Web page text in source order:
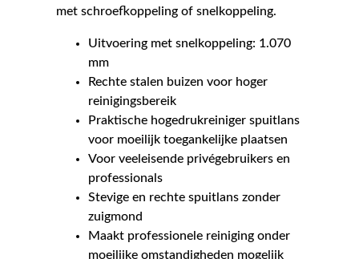
met schroefkoppeling of snelkoppeling.
Uitvoering met snelkoppeling: 1.070
mm
Rechte stalen buizen voor hoger
reinigingsbereik
Praktische hogedrukreiniger spuitlans
voor moeilijk toegankelijke plaatsen
Voor veeleisende privégebruikers en
professionals
Stevige en rechte spuitlans zonder
zuigmond
Maakt professionele reiniging onder
moeilijke omstandigheden mogelijk